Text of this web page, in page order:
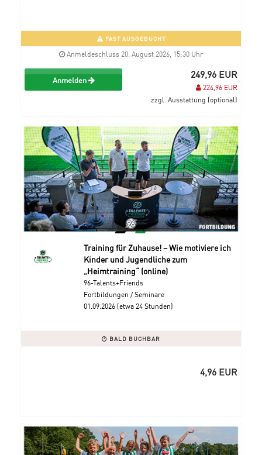
FAST AUSGEBUCHT
Anmeldeschluss 20. August 2026, 15:30 Uhr
Anmelden 249,96 EUR
224,96 EUR
zzgl. Ausstattung (optional)
Training für Zuhause! – Wie motiviere ich
Kinder und Jugendliche zum
„Heimtraining“ (online)
96-Talents+Friends
Fortbildungen / Seminare
01.09.2026 (etwa 24 Stunden)
BALD BUCHBAR
4,96 EUR